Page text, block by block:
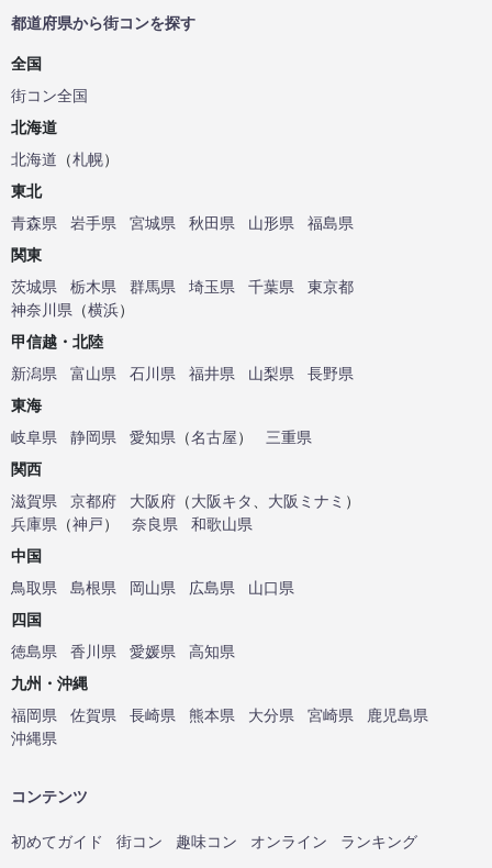
都道府県から街コンを探す
全国
街コン全国
北海道
北海道 （札幌）
東北
青森県
岩手県 宮城県 秋田県 山形県
福島県
関東
茨城県
栃木県 群馬県 埼玉県 千葉県
東京都
神奈川県 （横浜）
甲信越・北陸
新潟県
富山県 石川県 福井県 山梨県
長野県
東海
岐阜県
静岡県 愛知県 （名古屋）
三重県
関西
滋賀県
京都府 大阪府 （大阪キタ 大阪ミナミ ）
兵庫県 （神戸） 奈良県
和歌山県
中国
鳥取県
島根県 岡山県 広島県
山口県
四国
徳島県
香川県 愛媛県
高知県
九州・沖縄
福岡県
佐賀県 長崎県 熊本県 大分県 宮崎県
鹿児島県
沖縄県
コンテンツ
初めてガイド 街コン 趣味コン オンライン ランキング